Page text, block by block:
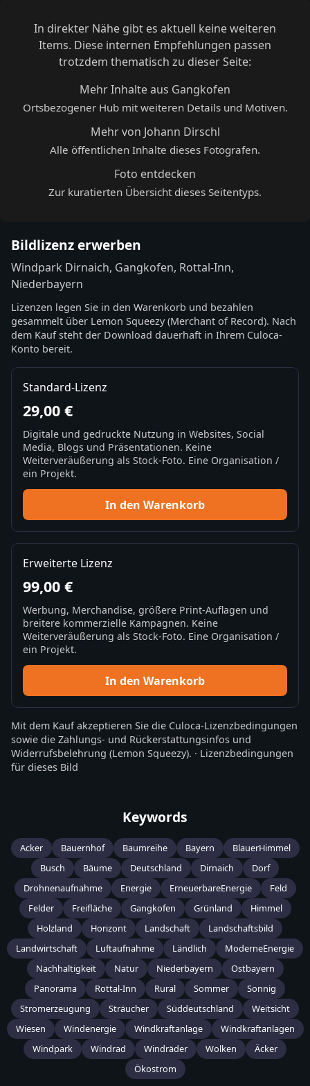
In direkter Nähe gibt es aktuell keine weiteren
Items. Diese internen Empfehlungen passen
trotzdem thematisch zu dieser Seite:
Mehr Inhalte aus Gangkofen
Ortsbezogener Hub mit weiteren Details und Motiven.
Mehr von Johann Dirschl
Alle öffentlichen Inhalte dieses Fotografen.
Foto entdecken
Zur kuratierten Übersicht dieses Seitentyps.
Bildlizenz erwerben
Windpark Dirnaich, Gangkofen, Rottal-Inn,
Niederbayern
Lizenzen legen Sie in den Warenkorb und bezahlen
gesammelt über Lemon Squeezy (Merchant of Record). Nach
dem Kauf steht der Download dauerhaft in Ihrem Culoca-
Konto bereit.
Standard-Lizenz
29,00 €
Digitale und gedruckte Nutzung in Websites, Social
Media, Blogs und Präsentationen. Keine
Weiterveräußerung als Stock-Foto. Eine Organisation /
ein Projekt.
In den Warenkorb
Erweiterte Lizenz
99,00 €
Werbung, Merchandise, größere Print-Auflagen und
breitere kommerzielle Kampagnen. Keine
Weiterveräußerung als Stock-Foto. Eine Organisation /
ein Projekt.
In den Warenkorb
Mit dem Kauf akzeptieren Sie die Culoca-Lizenzbedingungen
sowie die Zahlungs- und Rückerstattungsinfos und
Widerrufsbelehrung (Lemon Squeezy). · Lizenzbedingungen
für dieses Bild
Keywords
Acker Bauernhof Baumreihe Bayern
BlauerHimmel
Busch
Bäume Deutschland Dirnaich
Dorf
Drohnenaufnahme
Energie ErneuerbareEnergie
Feld
Felder
Freifläche Gangkofen Grünland
Himmel
Holzland
Horizont Landschaft
Landschaftsbild
Landwirtschaft
Luftaufnahme Ländlich
ModerneEnergie
Nachhaltigkeit
Natur Niederbayern
Ostbayern
Panorama
Rottal-Inn Rural Sommer
Sonnig
Stromerzeugung
Sträucher Süddeutschland
Weitsicht
Wiesen
Windenergie Windkraftanlage
Windkraftanlagen
Windpark
Windrad Windräder Wolken
Äcker
Ökostrom